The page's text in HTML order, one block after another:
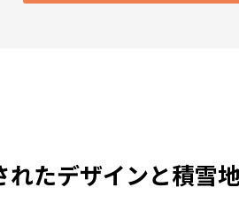
れたデザインと積雪